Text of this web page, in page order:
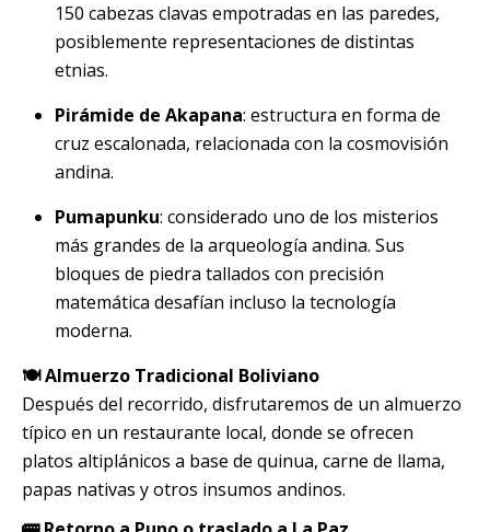
150 cabezas clavas empotradas en las paredes,
posiblemente representaciones de distintas
etnias.
Pirámide de Akapana: estructura en forma de
cruz escalonada, relacionada con la cosmovisión
andina.
Pumapunku: considerado uno de los misterios
más grandes de la arqueología andina. Sus
bloques de piedra tallados con precisión
matemática desafían incluso la tecnología
moderna.
🍽️ Almuerzo Tradicional Boliviano
Después del recorrido, disfrutaremos de un almuerzo
típico en un restaurante local, donde se ofrecen
platos altiplánicos a base de quinua, carne de llama,
papas nativas y otros insumos andinos.